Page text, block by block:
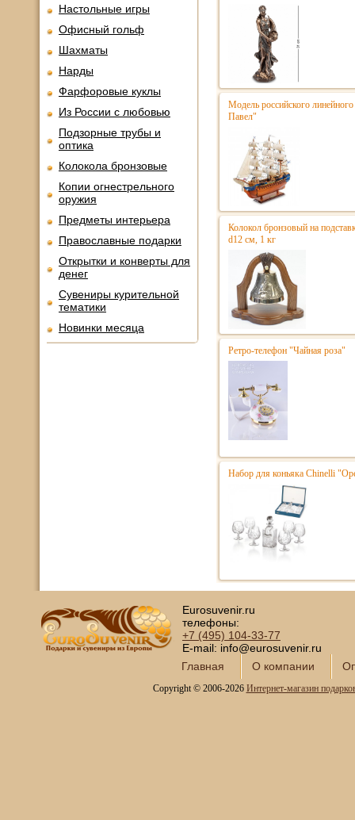
Настольные игры
Офисный гольф
Шахматы
Нарды
Фарфоровые куклы
Из России с любовью
Подзорные трубы и
оптика
Колокола бронзовые
Копии огнестрельного
оружия
Предметы интерьера
Православные подарки
Открытки и конверты для
денег
Сувениры курительной
тематики
Новинки месяца
Модель российского
Павел"
Колокол бронзовый на
d12 см, 1 кг
Ретро-телефон "Чайная роза"
Набор для коньяка Chinelli
Eurosuvenir.ru
телефоны:
+7 (495) 104-33-77
E-mail: info@eurosuvenir.ru
Главная
О компании
Copyright © 2006-2026 Интернет-магазин